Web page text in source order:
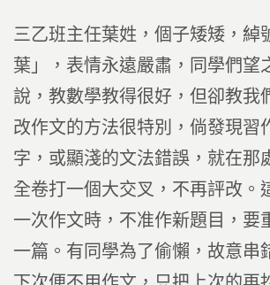
三乙班主任葉姓，個子矮矮，綽
葉」，表情永遠嚴肅，同學們望
說，教數學教得很好，但卻教我
改作文的方法很特別，倘發現習
字，或顯淺的文法錯誤，就在那
全卷打一個大交叉，不再評改。
一次作文時，不准作新題目，要
一篇。有同學為了偷懶，故意串